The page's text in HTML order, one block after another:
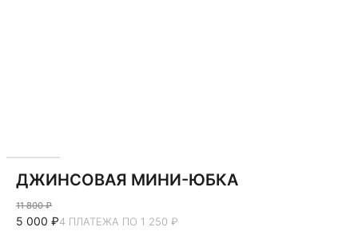
ДЖИНСОВАЯ МИНИ-ЮБКА
11 800 ₽
5 000 ₽4 ПЛАТЕЖА ПО 1 250 ₽